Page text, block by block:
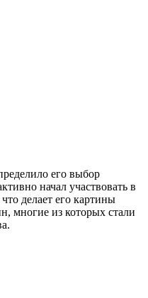
его выбор
начал участвовать в
делает его картины
многие из которых стали